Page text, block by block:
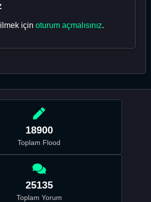
için oturum açmalısınız.
18900
Toplam Flood
25135
Toplam Yorum